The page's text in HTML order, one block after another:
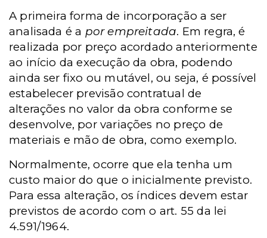
A primeira forma de incorporação a ser
analisada é a por empreitada. Em regra, é
realizada por preço acordado anteriormente
ao início da execução da obra, podendo
ainda ser fixo ou mutável, ou seja, é possível
estabelecer previsão contratual de
alterações no valor da obra conforme se
desenvolve, por variações no preço de
materiais e mão de obra, como exemplo.
Normalmente, ocorre que ela tenha um
custo maior do que o inicialmente previsto.
Para essa alteração, os índices devem estar
previstos de acordo com o art. 55 da lei
4.591/1964.